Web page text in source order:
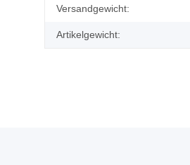
Produkteigenschaft
Wert
Versandgewicht:
Artikelgewicht: